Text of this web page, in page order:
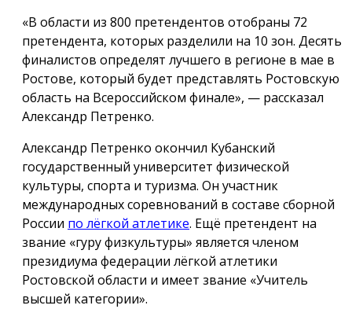
«В области из 800 претендентов отобраны 72
претендента, которых разделили на 10 зон. Десять
финалистов определят лучшего в регионе в мае в
Ростове, который будет представлять Ростовскую
область на Всероссийском финале», — рассказал
Александр Петренко.
Александр Петренко окончил Кубанский
государственный университет физической
культуры, спорта и туризма. Он участник
международных соревнований в составе сборной
России по лёгкой атлетике. Ещё претендент на
звание «гуру физкультуры» является членом
президиума федерации лёгкой атлетики
Ростовской области и имеет звание «Учитель
высшей категории».